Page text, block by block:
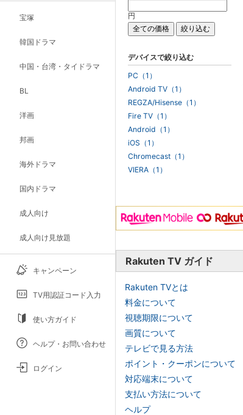
宝塚
韓国ドラマ
中国・台湾・タイドラマ
BL
洋画
邦画
海外ドラマ
国内ドラマ
成人向け
成人向け見放題
キャンペーン
TV用認証コード入力
使い方ガイド
ヘルプ・お問い合わせ
ログイン
円
デバイスで絞り込む
PC（1）
Android TV（1）
REGZA/Hisense（1）
Fire TV（1）
Android（1）
iOS（1）
Chromecast（1）
VIERA（1）
Rakuten TV ガイド
Rakuten TVとは
料金について
視聴期限について
画質について
テレビで見る方法
ポイント・クーポンについて
対応端末について
支払い方法について
ヘルプ